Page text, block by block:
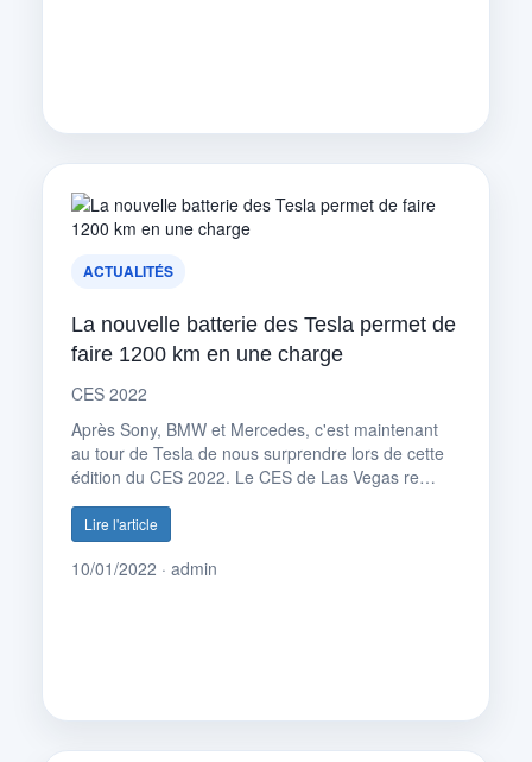
ACTUALITÉS
La nouvelle batterie des Tesla permet de
faire 1200 km en une charge
CES 2022
Après Sony, BMW et Mercedes, c'est maintenant
au tour de Tesla de nous surprendre lors de cette
édition du CES 2022. Le CES de Las Vegas re…
Lire l'article
10/01/2022 · admin